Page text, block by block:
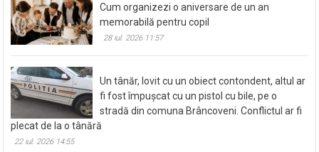
Cum organizezi o aniversare de un an
memorabilă pentru copil
28 iul. 2026 11:57
Un tânăr, lovit cu un obiect contondent, altul ar
fi fost împușcat cu un pistol cu bile, pe o
stradă din comuna Brâncoveni. Conflictul ar fi
plecat de la o tânără
22 iul. 2026 14:55